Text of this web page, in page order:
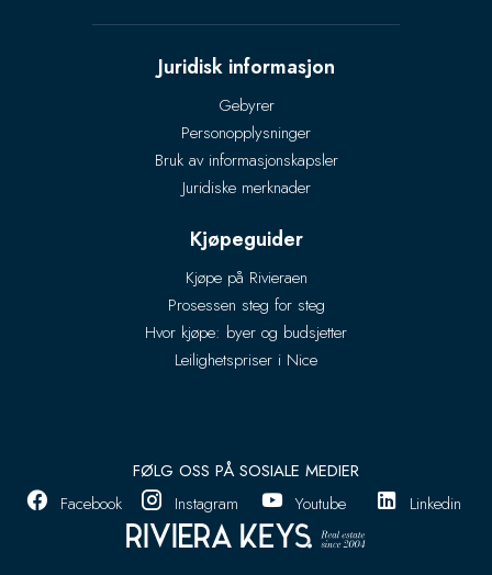
Juridisk informasjon
Gebyrer
Personopplysninger
Bruk av informasjonskapsler
Juridiske merknader
Kjøpeguider
Kjøpe på Rivieraen
Prosessen steg for steg
Hvor kjøpe: byer og budsjetter
Leilighetspriser i Nice
FØLG OSS PÅ SOSIALE MEDIER
Facebook
Instagram Youtube Linkedin